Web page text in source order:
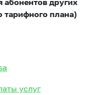
абонентов других
тарифного плана)
услуг